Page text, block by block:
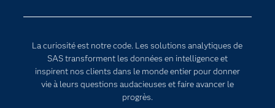
La curiosité est notre code. Les solutions analytiques de
SAS transforment les données en intelligence et
inspirent nos clients dans le monde entier pour donner
vie à leurs questions audacieuses et faire avancer le
progrès.
Documentation
Pour les enseignants
Entreprise
Transformation digitale